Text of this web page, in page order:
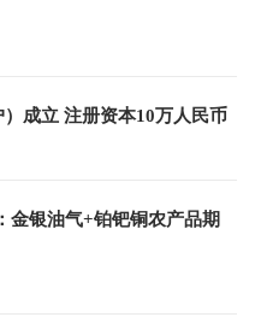
成立 注册资本10万人民币
金银油气+铂钯铜农产品期